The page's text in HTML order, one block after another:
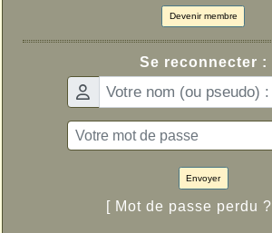
Devenir membre
Se reconnecter :
Envoyer
[ Mot de passe perdu ?